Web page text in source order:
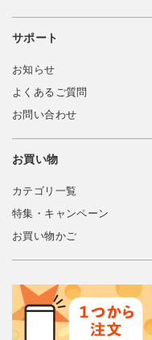
サポート
お知らせ
よくあるご質問
お問い合わせ
お買い物
カテゴリ一覧
特集・キャンペーン
お買い物かご